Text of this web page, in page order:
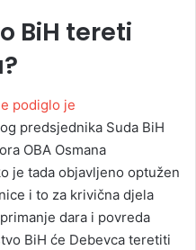
BiH tereti
podiglo je
predsjednika Suda BiH
OBA Osmana
je tada objavljeno optužen
i to za krivična djela
dara i povreda
BiH će Debevca teretiti